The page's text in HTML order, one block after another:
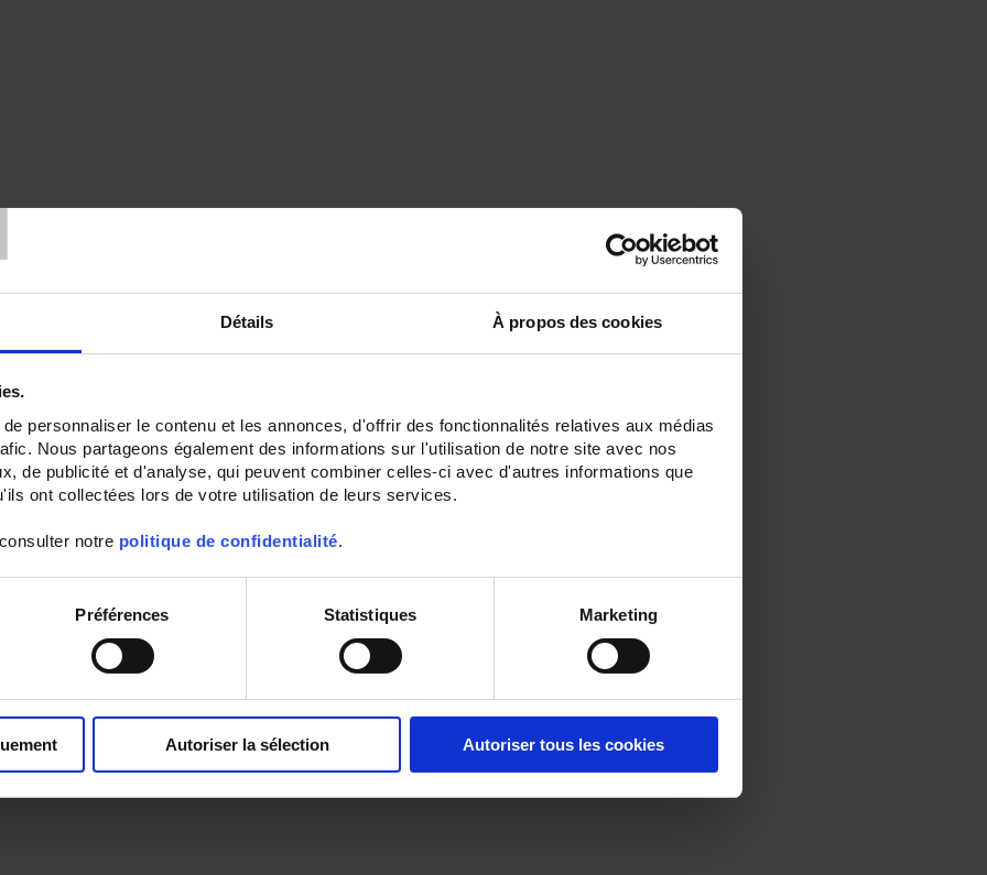
Détails À propos des cookies
personnaliser le contenu et les annonces, d'offrir des fonctionnalités relatives aux médias
Nous partageons également des informations sur l'utilisation de notre site avec nos
de publicité et d'analyse, qui peuvent combiner celles-ci avec d'autres informations que
ont collectées lors de votre utilisation de leurs services.
notre politique de confidentialité.
Préférences Statistiques Marketing
Autoriser la sélection Autoriser tous les cookies